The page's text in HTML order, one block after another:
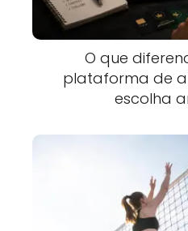
O que
plataforma de
escolha